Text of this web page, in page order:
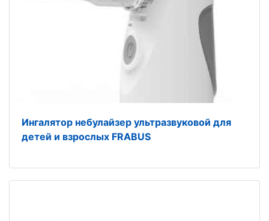
Ингалятор небулайзер ультразвуковой для
детей и взрослых FRABUS